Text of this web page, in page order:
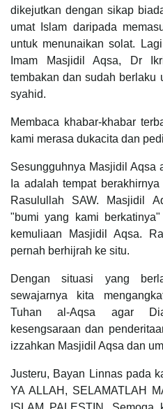
dikejutkan dengan sikap
umat Islam daripada
untuk menunaikan solat.
Imam Masjidil Aqsa, Dr
tembakan dan sudah berlaku
syahid.
Membaca khabar-khabar
kami merasa dukacita dan
Sesungguhnya Masjidil Aqsa
Ia adalah tempat
Rasulullah SAW. Masjidil
"bumi yang kami
kemuliaan Masjidil Aqsa.
pernah berhijrah ke situ.
Dengan situasi yang
sewajarnya kita
Tuhan al-Aqsa agar
kesengsaraan dan
izzahkan Masjidil Aqsa dan
Justeru, Bayan Linnas pada
YA ALLAH, SELAMATLAH